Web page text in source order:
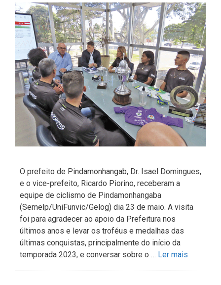
O prefeito de Pindamonhangab, Dr. Isael Domingues,
e o vice-prefeito, Ricardo Piorino, receberam a
equipe de ciclismo de Pindamonhangaba
(Semelp/UniFunvic/Gelog) dia 23 de maio. A visita
foi para agradecer ao apoio da Prefeitura nos
últimos anos e levar os troféus e medalhas das
últimas conquistas, principalmente do início da
temporada 2023, e conversar sobre o … Ler mais